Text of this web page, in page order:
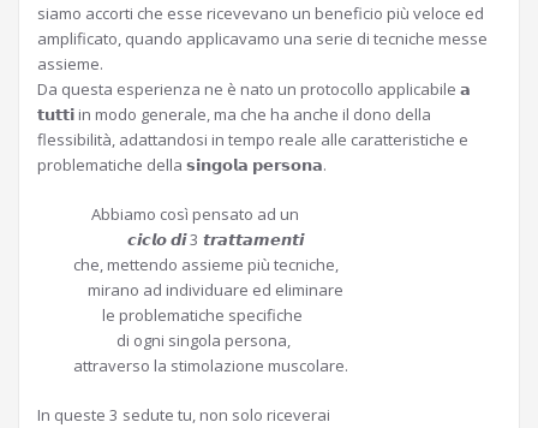
siamo accorti che esse ricevevano un beneficio più veloce ed
amplificato, quando applicavamo una serie di tecniche messe
assieme.
Da questa esperienza ne è nato un protocollo applicabile 𝗮
𝘁𝘂𝘁𝘁𝗶 in modo generale, ma che ha anche il dono della
flessibilità, adattandosi in tempo reale alle caratteristiche e
problematiche della 𝘀𝗶𝗻𝗴𝗼𝗹𝗮 𝗽𝗲𝗿𝘀𝗼𝗻𝗮.
Abbiamo così pensato ad un
𝙘𝙞𝙘𝙡𝙤 𝙙𝙞 3 𝙩𝙧𝙖𝙩𝙩𝙖𝙢𝙚𝙣𝙩𝙞
che, mettendo assieme più tecniche,
mirano ad individuare ed eliminare
le problematiche specifiche
di ogni singola persona,
attraverso la stimolazione muscolare.
In queste 3 sedute tu, non solo riceverai